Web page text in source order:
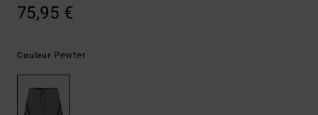
75,95 €
Couleur Pewter